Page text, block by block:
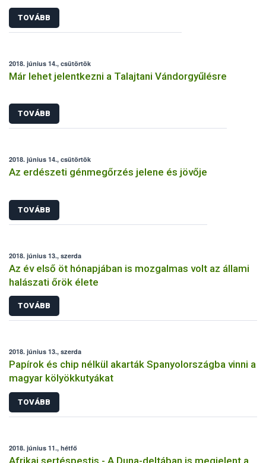
TOVÁBB
2018. június 14., csütörtök
Már lehet jelentkezni a Talajtani Vándorgyűlésre
TOVÁBB
2018. június 14., csütörtök
Az erdészeti génmegőrzés jelene és jövője
TOVÁBB
2018. június 13., szerda
Az év első öt hónapjában is mozgalmas volt az állami
halászati őrök élete
TOVÁBB
2018. június 13., szerda
Papírok és chip nélkül akarták Spanyolországba vinni a
magyar kölyökkutyákat
TOVÁBB
2018. június 11., hétfő